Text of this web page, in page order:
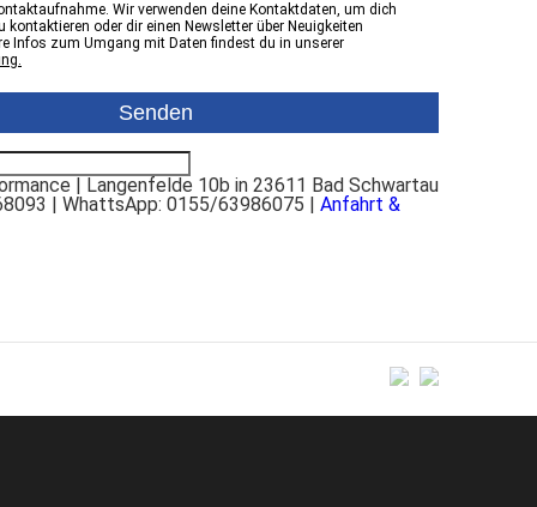
Wir verwenden deine Kontaktdaten, um dich
oder dir einen Newsletter über Neuigkeiten
Infos zum Umgang mit Daten findest du in unserer
| Langenfelde 10b in 23611 Bad Schwartau
| WhattsApp: 0155/63986075 | Anfahrt &